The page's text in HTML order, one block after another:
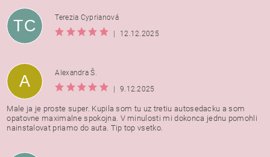
TC
Terezia Cyprianová
|
12.12.2025
A
Alexandra Š.
|
9.12.2025
Male ja je proste super. Kupila som tu uz tretiu autosedacku a som
opatovne maximalne spokojna. V minulosti mi dokonca jednu pomohli
nainstalovat priamo do auta. Tip top vsetko.